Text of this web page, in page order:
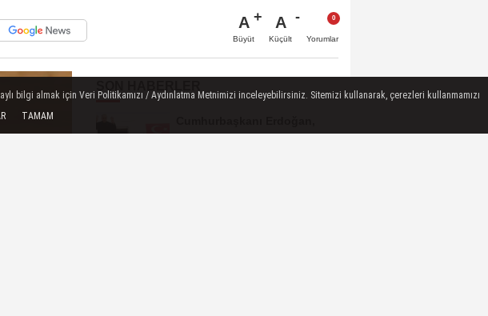
A
Büyüt
A
Küçült Yorumlar
bilgi almak için Veri Politikamızı / Aydınlatma Metnimizi inceleyebilirsiniz. Sitemizi kullanarak, çerezleri kullanmamızı
TAMAM